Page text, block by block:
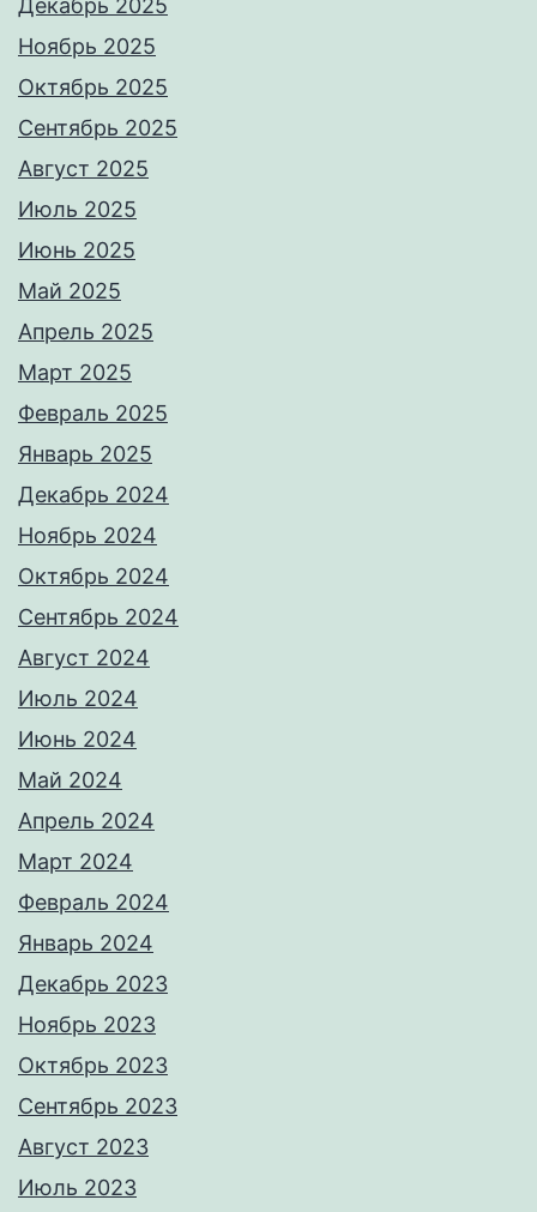
Декабрь 2025
Ноябрь 2025
Октябрь 2025
Сентябрь 2025
Август 2025
Июль 2025
Июнь 2025
Май 2025
Апрель 2025
Март 2025
Февраль 2025
Январь 2025
Декабрь 2024
Ноябрь 2024
Октябрь 2024
Сентябрь 2024
Август 2024
Июль 2024
Июнь 2024
Май 2024
Апрель 2024
Март 2024
Февраль 2024
Январь 2024
Декабрь 2023
Ноябрь 2023
Октябрь 2023
Сентябрь 2023
Август 2023
Июль 2023